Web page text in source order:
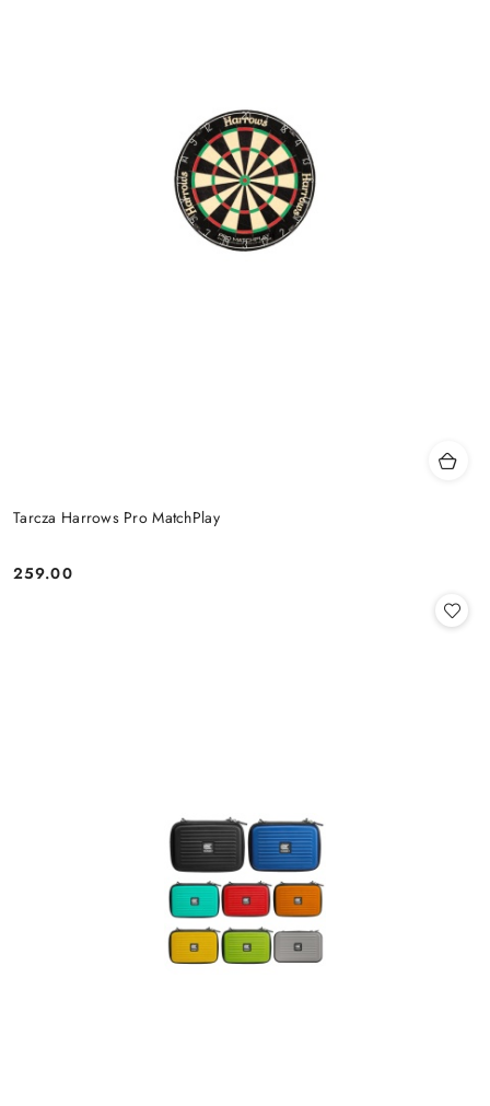
Tarcza Harrows Pro MatchPlay
Cena:
259.00